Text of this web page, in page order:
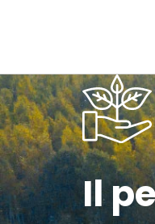
Il